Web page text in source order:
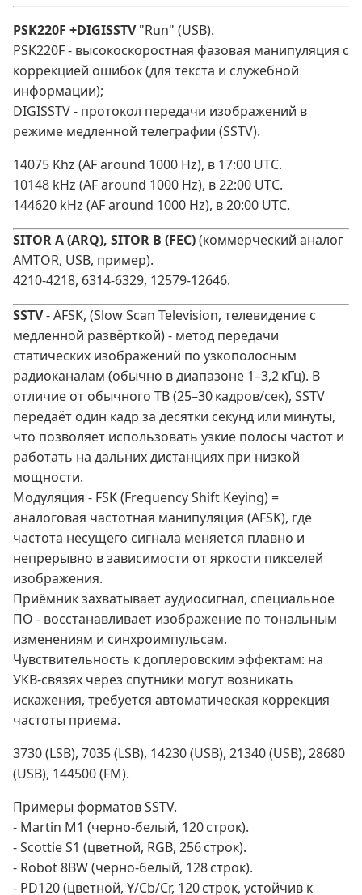
PSK220F +DIGISSTV"Run" (USB).
PSK220F - высокоскоростная фазовая манипуляция с
коррекцией ошибок (для текста и служебной
информации);
DIGISSTV - протокол передачи изображений в
режиме медленной телеграфии (SSTV).
14075 Khz (AF around 1000 Hz), в 17:00 UTC.
10148 kHz (AF around 1000 Hz), в 22:00 UTC.
144620 kHz (AF around 1000 Hz), в 20:00 UTC.
SITOR A (ARQ), SITOR B (FEC)(коммерческий аналог
AMTOR, USB, пример).
4210-4218, 6314-6329, 12579-12646.
SSTV- AFSK, (Slow Scan Television, телевидение с
медленной развёрткой) - метод передачи
статических изображений по узкополосным
радиоканалам (обычно в диапазоне 1–3,2 кГц). В
отличие от обычного ТВ (25–30 кадров/сек), SSTV
передаёт один кадр за десятки секунд или минуты,
что позволяет использовать узкие полосы частот и
работать на дальних дистанциях при низкой
мощности.
Модуляция - FSK (Frequency Shift Keying) =
аналоговая частотная манипуляция (AFSK), где
частота несущего сигнала меняется плавно и
непрерывно в зависимости от яркости пикселей
изображения.
Приёмник захватывает аудиосигнал, специальное
ПО - восстанавливает изображение по тональным
изменениям и синхроимпульсам.
Чувствительность к доплеровским эффектам: на
УКВ‑связях через спутники могут возникать
искажения, требуется автоматическая коррекция
частоты приема.
3730 (LSB), 7035 (LSB), 14230 (USB), 21340 (USB), 28680
(USB), 144500 (FM).
Примеры форматов SSTV.
- Martin M1 (черно‑белый, 120 строк).
- Scottie S1 (цветной, RGB, 256 строк).
- Robot 8BW (черно‑белый, 128 строк).
- PD120 (цветной, Y/Cb/Cr, 120 строк, устойчив к